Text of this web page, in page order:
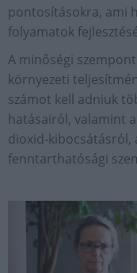
pontosításokra, ami
folyamatok
A minőségi
környezeti
számot kell adniuk
hatásairól, valamint
dioxid-kibocsátásról,
fenntarthatósági